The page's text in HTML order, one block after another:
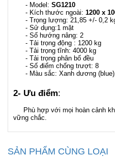
- Model: SG1210
- Kích thước ngoài: 1200 x
- Trọng lượng: 21,85 +/- 0,2
- Sử dụng:1 mặt
- Số hướng nâng: 2
- Tải trọng động : 1200 kg
- Tải trọng tĩnh: 4000 kg
- Tải trọng phân bố đều
- Số điểm chống trượt: 8
- Màu sắc: Xanh dương
2- Ưu điểm:
Phù hợp với mọi hoàn cảnh
vững chắc.
SẢN PHẨM CÙNG LOẠI